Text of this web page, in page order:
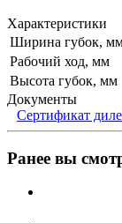
Характеристики
Ширина губок,
Рабочий ход, мм
Высота губок, мм
Документы
Сертификат
Ранее вы